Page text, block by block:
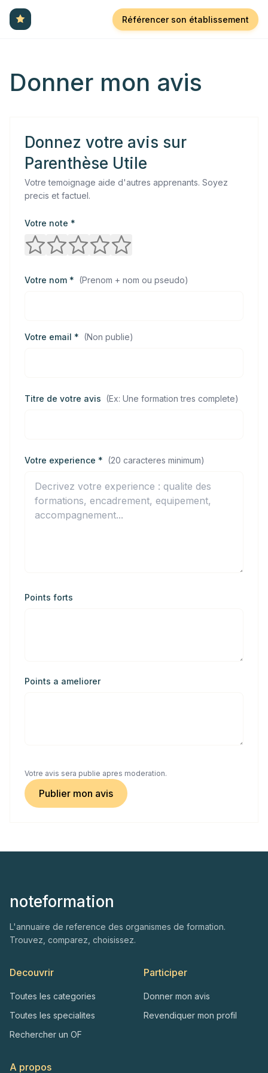
Référencer son établissement
Donner mon avis
Donnez votre avis sur
Parenthèse Utile
Votre temoignage aide d'autres apprenants. Soyez
precis et factuel.
Votre note *
Votre nom * (Prenom + nom ou pseudo)
Votre email * (Non publie)
Titre de votre avis (Ex: Une formation tres complete)
Votre experience * (20 caracteres minimum)
Points forts
Points a ameliorer
Votre avis sera publie apres moderation.
Publier mon avis
noteformation
L'annuaire de reference des organismes de formation.
Trouvez, comparez, choisissez.
Decouvrir
Toutes les categories
Toutes les specialites
Rechercher un OF
Participer
Donner mon avis
Revendiquer mon profil
A propos